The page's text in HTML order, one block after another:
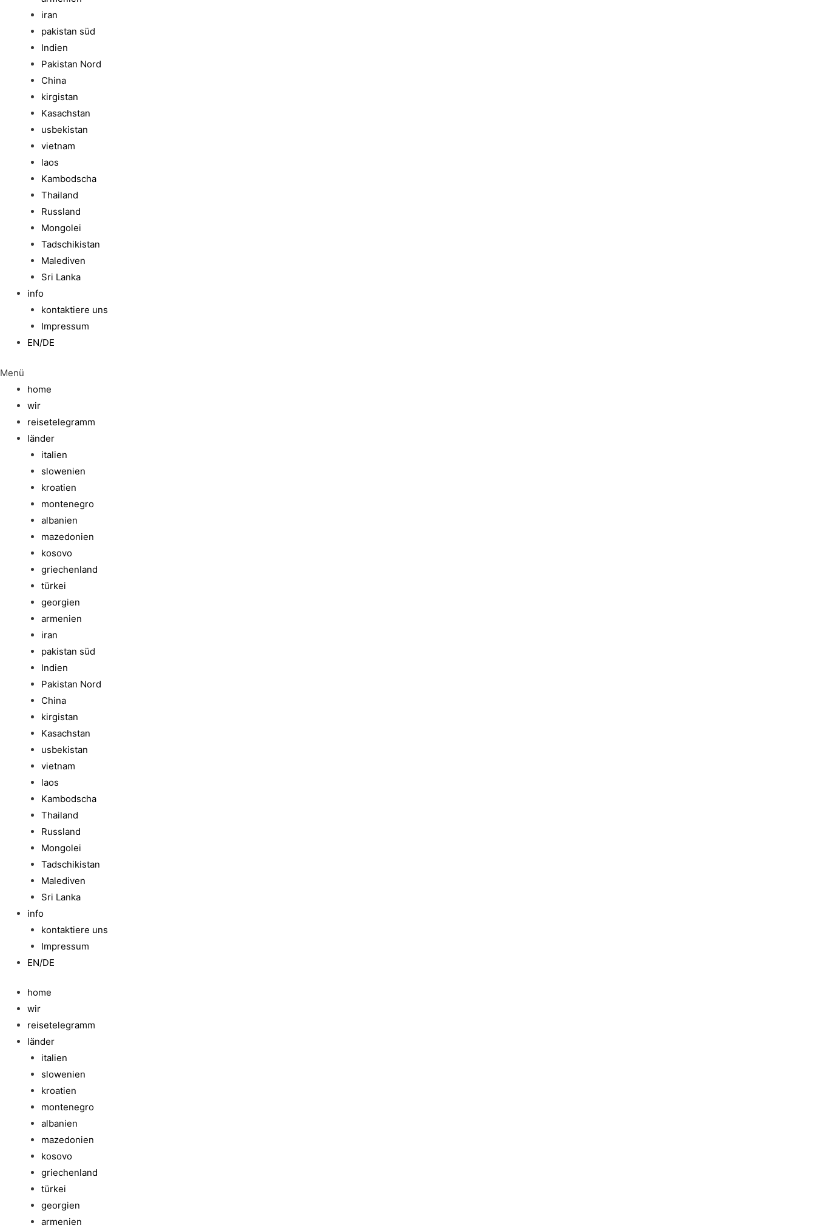
iran
pakistan süd
Indien
Pakistan Nord
China
kirgistan
Kasachstan
usbekistan
vietnam
laos
Kambodscha
Thailand
Russland
Mongolei
Tadschikistan
Malediven
Sri Lanka
info
kontaktiere uns
Impressum
EN/DE
Menü
home
wir
reisetelegramm
länder
italien
slowenien
kroatien
montenegro
albanien
mazedonien
kosovo
griechenland
türkei
georgien
armenien
iran
pakistan süd
Indien
Pakistan Nord
China
kirgistan
Kasachstan
usbekistan
vietnam
laos
Kambodscha
Thailand
Russland
Mongolei
Tadschikistan
Malediven
Sri Lanka
info
kontaktiere uns
Impressum
EN/DE
home
wir
reisetelegramm
länder
italien
slowenien
kroatien
montenegro
albanien
mazedonien
kosovo
griechenland
türkei
georgien
armenien